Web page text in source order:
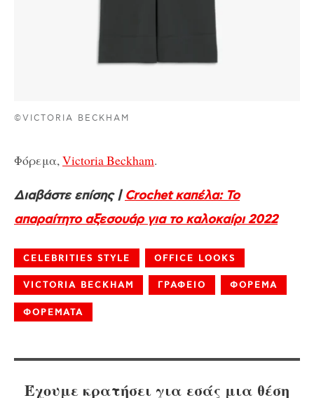
©VICTORIA BECKHAM
Φόρεμα, Victoria Beckham.
Διαβάστε επίσης | Crochet καπέλα: Το
απαραίτητο αξεσουάρ για το καλοκαίρι 2022
CELEBRITIES STYLE OFFICE LOOKS
VICTORIA BECKHAM ΓΡΑΦΕΙΟ ΦΟΡΕΜΑ
ΦΟΡΕΜΑΤΑ
Έχουμε κρατήσει για εσάς μια θέση